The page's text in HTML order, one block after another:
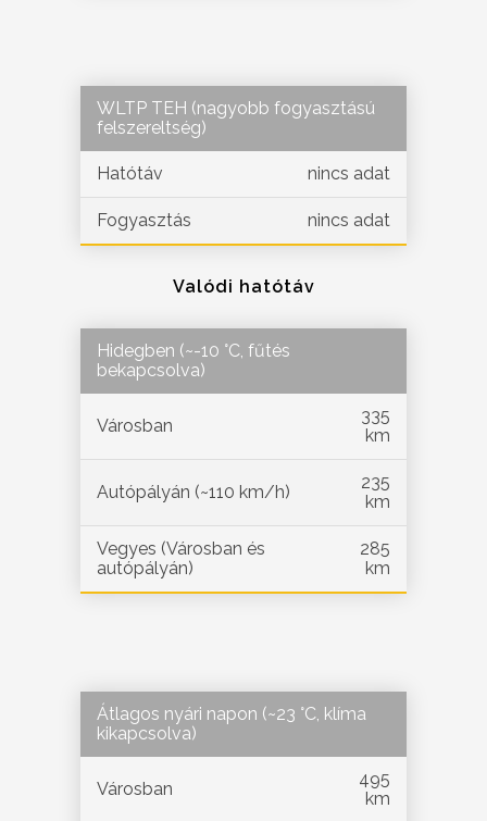
WLTP TEH (nagyobb fogyasztású
felszereltség)
Hatótáv nincs adat
Fogyasztás nincs adat
Valódi hatótáv
Hidegben (~-10 °C, fűtés
bekapcsolva)
Városban
335
km
Autópályán (~110 km/h)
235
km
Vegyes (Városban és
autópályán)
285
km
Átlagos nyári napon (~23 °C, klíma
kikapcsolva)
Városban
495
km